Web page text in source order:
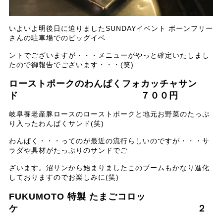
いよいよ明後日に迫りましたSUNDAYイベント ボーンフリー
さんの駐車場でのビッグイベ
ントでございますが・・・メニューがやっと確定いたしまし
たので御報告でございます・・・(笑)
ローストポークのわんぱくフォカッチャサン
ド ７００円
岐阜養老産豚ロースのローストポークと地元お野菜のたっぷ
り入ったわんぱくサンド(笑)
わんぱく・・・ってのが最近の流行らしいのですが・・・サ
ラダや具材がたっぷりのサンドでご
ざいます。沼サンから始まりましたこのブームもかなり進化
しておりますのでお楽しみに(笑)
FUKUMOTO 特製 たまごコロッ
ケ ２